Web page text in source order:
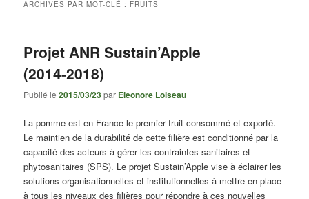
ARCHIVES PAR MOT-CLÉ : FRUITS
Projet ANR Sustain’Apple
(2014-2018)
Publié le2015/03/23par Eleonore Loiseau
La pomme est en France le premier fruit consommé et exporté.
Le maintien de la durabilité de cette filière est conditionné par la
capacité des acteurs à gérer les contraintes sanitaires et
phytosanitaires (SPS). Le projet Sustain’Apple vise à éclairer les
solutions organisationnelles et institutionnelles à mettre en place
à tous les niveaux des filières pour répondre à ces nouvelles